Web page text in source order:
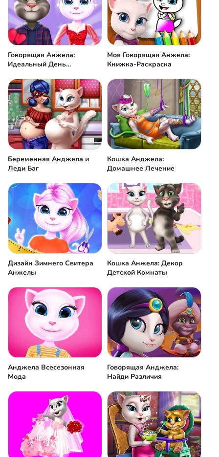
Говорящая Анжела:
Идеальный День
Моя Говорящая Анжела:
Книжка-Раскраска
Беременная Анджела и
Леди Баг
Кошка Анджела:
Домашнее Лечение
Дизайн Зимнего Свитера
Анжелы
Кошка Анжела: Декор
Детской Комнаты
Анджела Всесезонная
Мода
Говорящая Анджела:
Найди Различия